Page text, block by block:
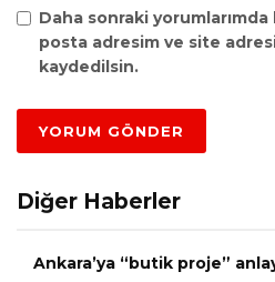
Daha sonraki yorumlarımda
posta adresim ve site
kaydedilsin.
Diğer Haberler
Ankara’ya “butik proje”